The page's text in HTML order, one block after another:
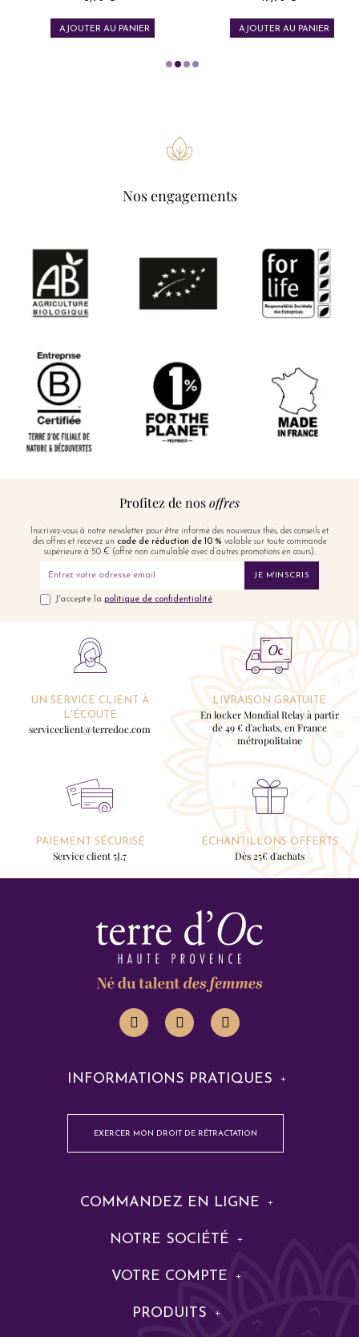
Prix
AJOUTER AU PANIER
Prix
AJOUTER AU PANIER
Nos engagements
Profitez de nosoffres
Inscrivez-vous à notre newsletter pour être informé des nouveaux thés, des conseils et
des offres et recevez un code de réduction de 10 % valable sur toute commande
supérieure à 50 € (offre non cumulable avec d’autres promotions en cours).
JE M'INSCRIS
J'accepte la politique de confidentialité
UN SERVICE CLIENT À
L'ÉCOUTE
serviceclient@terredoc.com
LIVRAISON GRATUITE
En locker Mondial Relay à partir
de 49 € d'achats, en France
métropolitaine
PAIEMENT SÉCURISÉ
Service client 5J.7
ÉCHANTILLONS OFFERTS
Dès 25€ d'achats
INFORMATIONS PRATIQUES
EXERCER MON DROIT DE RÉTRACTATION
COMMANDEZ EN LIGNE
NOTRE SOCIÉTÉ
VOTRE COMPTE
PRODUITS